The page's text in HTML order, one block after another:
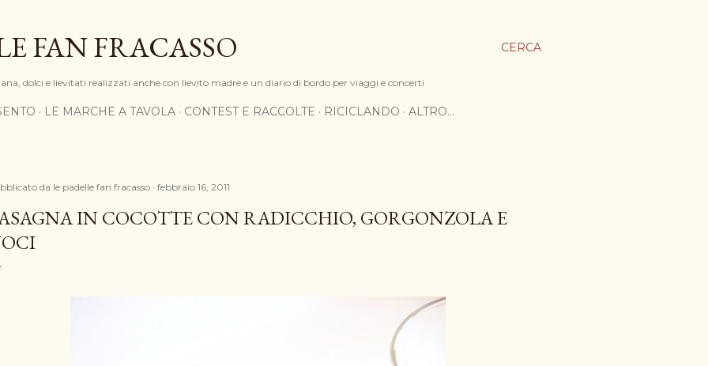
CERCA
FAN FRACASSO
dolci e lievitati realizzati anche con lievito madre e un diario di bordo per viaggi e concerti
LE MARCHE A TAVOLA CONTEST E RACCOLTE RICICLANDO ALTRO…
da le padelle fan fracasso febbraio 16, 2011
IN COCOTTE CON RADICCHIO, GORGONZOLA E